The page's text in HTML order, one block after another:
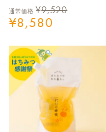
通常価格 ¥9,520
¥8,580